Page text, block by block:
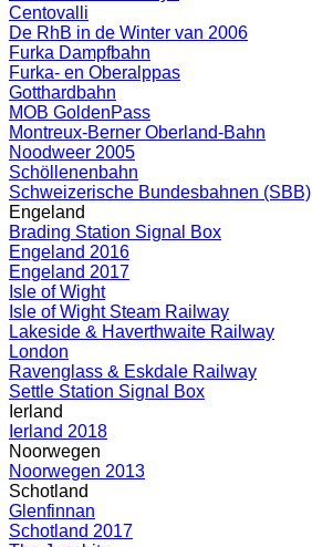
Centovalli
De RhB in de Winter van 2006
Furka Dampfbahn
Furka- en Oberalppas
Gotthardbahn
MOB GoldenPass
Montreux-Berner Oberland-Bahn
Noodweer 2005
Schöllenenbahn
Schweizerische Bundesbahnen (SBB)
Engeland
Brading Station Signal Box
Engeland 2016
Engeland 2017
Isle of Wight
Isle of Wight Steam Railway
Lakeside & Haverthwaite Railway
London
Ravenglass & Eskdale Railway
Settle Station Signal Box
Ierland
Ierland 2018
Noorwegen
Noorwegen 2013
Schotland
Glenfinnan
Schotland 2017